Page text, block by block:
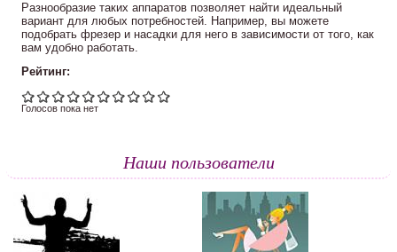
Разнообразие таких аппаратов позволяет найти идеальный
вариант для любых потребностей. Например, вы можете
подобрать фрезер и насадки для него в зависимости от того, как
вам удобно работать.
Рейтинг:
Голосов пока нет
Наши пользователи